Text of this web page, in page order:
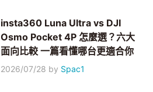
insta360 Luna Ultra vs DJI
Osmo Pocket 4P 怎麼選？六大
面向比較 一篇看懂哪台更適合你
2026/07/28 by Spac1